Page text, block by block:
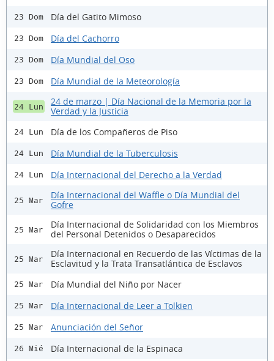
23 Dom Día del Gatito Mimoso
23 Dom Día del Cachorro
23 Dom Día Mundial del Oso
23 Dom Día Mundial de la Meteorología
24 Lun
24 de marzo | Día Nacional de la Memoria por la
Verdad y la Justicia
24 Lun Día de los Compañeros de Piso
24 Lun Día Mundial de la Tuberculosis
24 Lun Día Internacional del Derecho a la Verdad
25 Mar
Día Internacional del Waffle o Día Mundial del
Gofre
25 Mar
Día Internacional de Solidaridad con los Miembros
del Personal Detenidos o Desaparecidos
25 Mar
Día Internacional en Recuerdo de las Víctimas de la
Esclavitud y la Trata Transatlántica de Esclavos
25 Mar Día Mundial del Niño por Nacer
25 Mar Día Internacional de Leer a Tolkien
25 Mar Anunciación del Señor
26 Mié Día Internacional de la Espinaca